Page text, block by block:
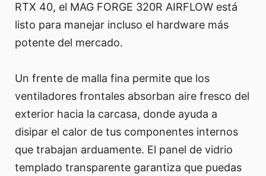
RTX 40, el MAG FORGE 320R AIRFLOW está
listo para manejar incluso el hardware más
potente del mercado.
Un frente de malla fina permite que los
ventiladores frontales absorban aire fresco del
exterior hacia la carcasa, donde ayuda a
disipar el calor de tus componentes internos
que trabajan arduamente. El panel de vidrio
templado transparente garantiza que puedas